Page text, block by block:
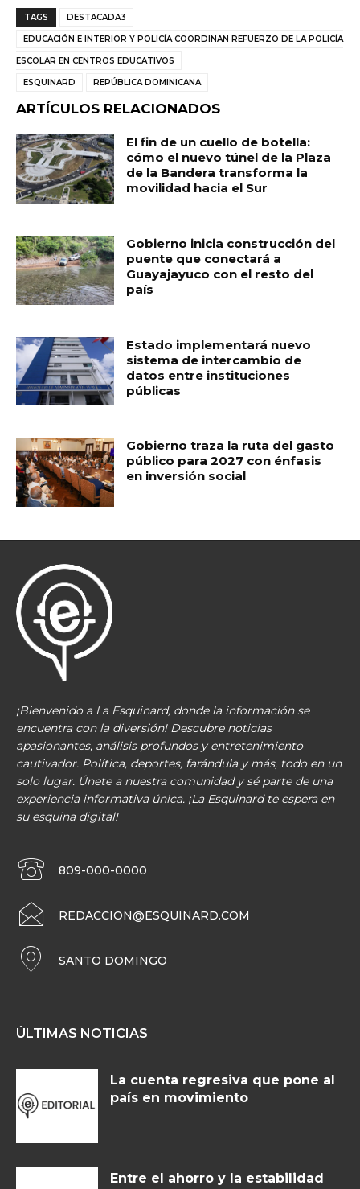
c
e
b
o
o
k
a
ts
A
p
p
l
p
ti
r
TAGS DESTACADA3
EDUCACIÓN E INTERIOR Y POLICÍA COORDINAN REFUERZO DE LA POLICÍA
ESCOLAR EN CENTROS EDUCATIVOS
ESQUINARD REPÚBLICA DOMINICANA
ARTÍCULOS RELACIONADOS
El fin de un cuello de botella:
cómo el nuevo túnel de la Plaza
de la Bandera transforma la
movilidad hacia el Sur
Gobierno inicia construcción del
puente que conectará a
Guayajayuco con el resto del
país
Estado implementará nuevo
sistema de intercambio de
datos entre instituciones
públicas
Gobierno traza la ruta del gasto
público para 2027 con énfasis
en inversión social
¡Bienvenido a La Esquinard, donde la información se
encuentra con la diversión! Descubre noticias
apasionantes, análisis profundos y entretenimiento
cautivador. Política, deportes, farándula y más, todo en un
solo lugar. Únete a nuestra comunidad y sé parte de una
experiencia informativa única. ¡La Esquinard te espera en
su esquina digital!
809-000-0000
REDACCION@ESQUINARD.COM
SANTO DOMINGO
ÚLTIMAS NOTICIAS
La cuenta regresiva que pone al
país en movimiento
Entre el ahorro y la estabilidad